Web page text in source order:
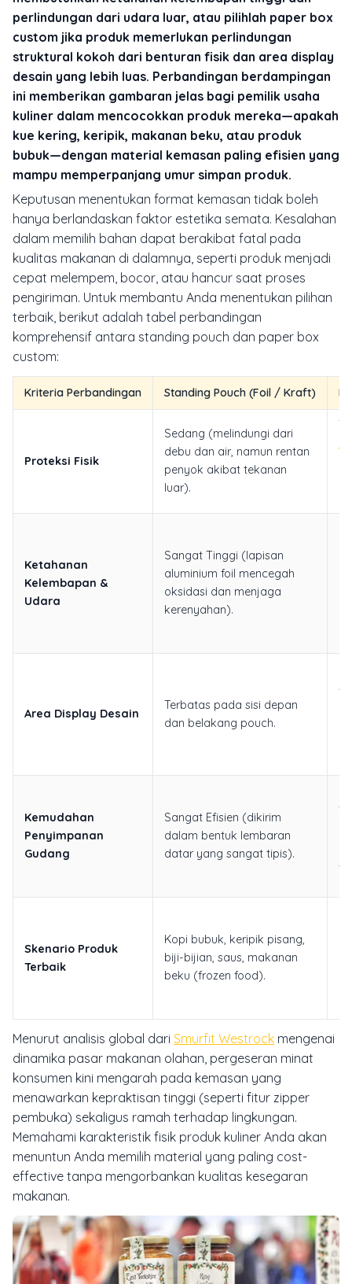
perlindungan dari udara luar, atau pilihlah paper box
custom jika produk memerlukan perlindungan
struktural kokoh dari benturan fisik dan area display
desain yang lebih luas. Perbandingan berdampingan
ini memberikan gambaran jelas bagi pemilik usaha
kuliner dalam mencocokkan produk mereka—apakah
kue kering, keripik, makanan beku, atau produk
bubuk—dengan material kemasan paling efisien yang
mampu memperpanjang umur simpan produk.
Keputusan menentukan format kemasan tidak boleh
hanya berlandaskan faktor estetika semata. Kesalahan
dalam memilih bahan dapat berakibat fatal pada
kualitas makanan di dalamnya, seperti produk menjadi
cepat melempem, bocor, atau hancur saat proses
pengiriman. Untuk membantu Anda menentukan pilihan
terbaik, berikut adalah tabel perbandingan
komprehensif antara standing pouch dan paper box
custom:
Kriteria Perbandingan Standing Pouch (Foil / Kraft)
Proteksi Fisik
Sedang (melindungi dari
debu dan air, namun rentan
penyok akibat tekanan
luar).
Ketahanan
Kelembapan &
Udara
Sangat Tinggi (lapisan
aluminium foil mencegah
oksidasi dan menjaga
kerenyahan).
Area Display Desain
Terbatas pada sisi depan
dan belakang pouch.
Kemudahan
Penyimpanan
Gudang
Sangat Efisien (dikirim
dalam bentuk lembaran
datar yang sangat tipis).
Skenario Produk
Terbaik
Kopi bubuk, keripik pisang,
biji-bijian, saus, makanan
beku (frozen food).
Menurut analisis global dari Smurfit Westrock mengenai
dinamika pasar makanan olahan, pergeseran minat
konsumen kini mengarah pada kemasan yang
menawarkan kepraktisan tinggi (seperti fitur zipper
pembuka) sekaligus ramah terhadap lingkungan.
Memahami karakteristik fisik produk kuliner Anda akan
menuntun Anda memilih material yang paling cost-
effective tanpa mengorbankan kualitas kesegaran
makanan.